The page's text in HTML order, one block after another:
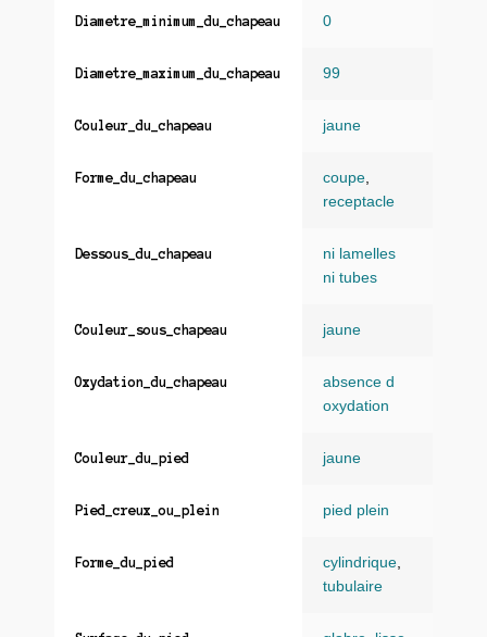
Diametre_minimum_du_chapeau 0
Diametre_maximum_du_chapeau 99
Couleur_du_chapeau jaune
Forme_du_chapeau coupe,
receptacle
Dessous_du_chapeau
ni lamelles
ni tubes
Couleur_sous_chapeau jaune
Oxydation_du_chapeau
absence d
oxydation
Couleur_du_pied jaune
Pied_creux_ou_plein pied plein
Forme_du_pied cylindrique,
tubulaire